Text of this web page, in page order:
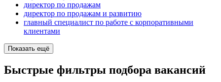
директор по продажам
директор по продажам и развитию
главный специалист по работе с корпоративными
клиентами
Показать ещё
Быстрые фильтры подбора вакансий